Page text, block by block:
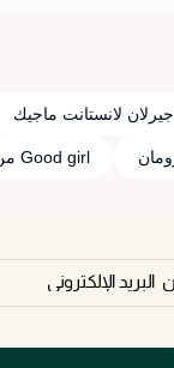
جيرلان لانستانت ماجيك
Good girl من carolina herrera